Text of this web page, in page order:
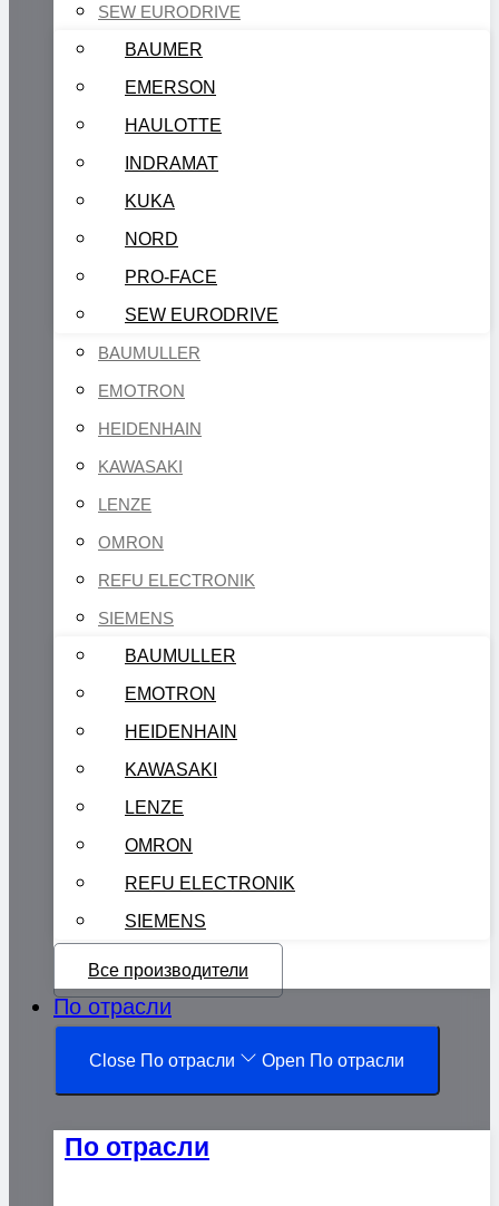
SEW EURODRIVE
BAUMER
EMERSON
HAULOTTE
INDRAMAT
KUKA
NORD
PRO-FACE
SEW EURODRIVE
BAUMULLER
EMOTRON
HEIDENHAIN
KAWASAKI
LENZE
OMRON
REFU ELECTRONIK
SIEMENS
BAUMULLER
EMOTRON
HEIDENHAIN
KAWASAKI
LENZE
OMRON
REFU ELECTRONIK
SIEMENS
Все производители
По отрасли
Close По отрасли Open По отрасли
По отрасли